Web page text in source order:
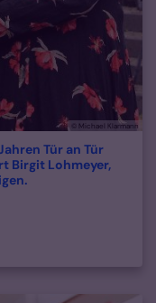
© Michael Klarmann
Tür an Tür
Birgit Lohmeyer,